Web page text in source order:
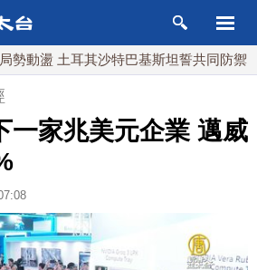
土耳其沙特巴基斯坦誓共同防禦
一家兆美元企業 邁威